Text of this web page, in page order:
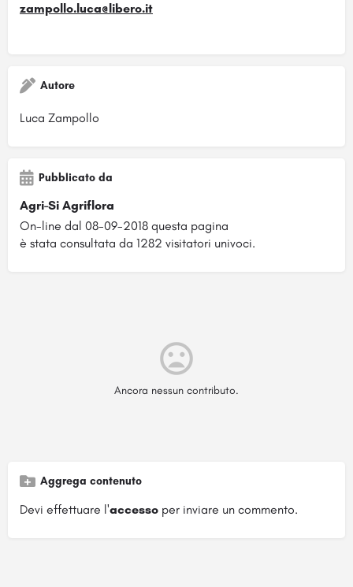
zampollo.luca@libero.it
Autore
Luca Zampollo
Pubblicato da
Agri-Si Agriflora
On-line dal 08-09-2018 questa pagina
è stata consultata da 1282 visitatori univoci.
Ancora nessun contributo.
Aggrega contenuto
Devi effettuare l'accesso per inviare un commento.